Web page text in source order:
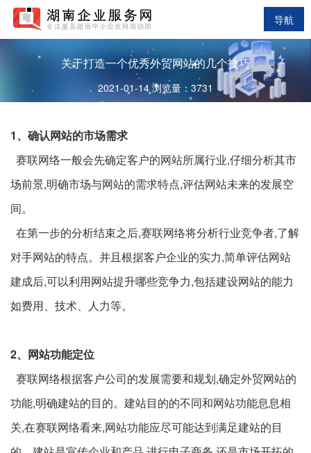
导航
关于打造一个优秀外贸网站的几个技巧
2021-01-14 浏览量：3731
1、确认网站的市场需求
赛联网络一般会先确定客户的网站所属行业,仔细分析其市
场前景,明确市场与网站的需求特点,评估网站未来的发展空
间。
在第一步的分析结束之后,赛联网络将分析行业竞争者,了解
对手网站的特点。并且根据客户企业的实力,简单评估网站
建成后,可以利用网站提升哪些竞争力,包括建设网站的能力
如费用、技术、人力等。
2、网站功能定位
赛联网络根据客户公司的发展需要和规划,确定外贸网站的
功能,明确建站的目的。建站目的的不同和网站功能息息相
关,在赛联网络看来,网站功能应尽可能达到满足建站的目